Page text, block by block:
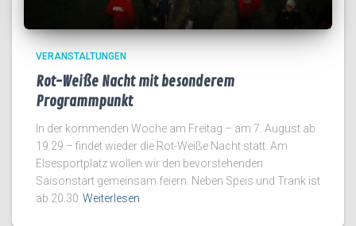
VERANSTALTUNGEN
Rot-Weiße Nacht mit besonderem
Programmpunkt
In der kommenden Woche am Freitag – am 7. August ab
19.29 – findet wieder die Rot-Weiße Nacht statt. Am
Elsesportplatz wollen wir den bevorstehenden
Saisonstart gemeinsam feiern. Neben Speis und Trank ist
ab 20.30 Weiterlesen